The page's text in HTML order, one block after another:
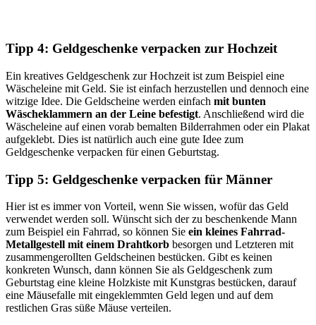
Tipp 4: Geldgeschenke verpacken zur Hochzeit
Ein kreatives Geldgeschenk zur Hochzeit ist zum Beispiel eine
Wäscheleine mit Geld. Sie ist einfach herzustellen und dennoch eine
witzige Idee. Die Geldscheine werden einfach mit bunten
Wäscheklammern an der Leine befestigt. Anschließend wird die
Wäscheleine auf einen vorab bemalten Bilderrahmen oder ein Plakat
aufgeklebt. Dies ist natürlich auch eine gute Idee zum
Geldgeschenke verpacken für einen Geburtstag.
Tipp 5: Geldgeschenke verpacken für Männer
Hier ist es immer von Vorteil, wenn Sie wissen, wofür das Geld
verwendet werden soll. Wünscht sich der zu beschenkende Mann
zum Beispiel ein Fahrrad, so können Sie ein kleines Fahrrad-
Metallgestell mit einem Drahtkorb besorgen und Letzteren mit
zusammengerollten Geldscheinen bestücken. Gibt es keinen
konkreten Wunsch, dann können Sie als Geldgeschenk zum
Geburtstag eine kleine Holzkiste mit Kunstgras bestücken, darauf
eine Mäusefalle mit eingeklemmten Geld legen und auf dem
restlichen Gras süße Mäuse verteilen.